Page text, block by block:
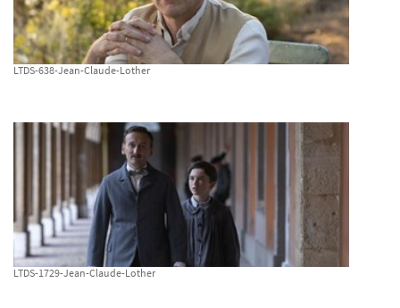
LTDS-638-Jean-Claude-Lother
LTDS-1729-Jean-Claude-Lother